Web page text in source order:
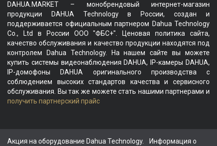
DAHUA.MARKET – монобрендовый интернет-магазин
продукции DAHUA Technology в России, создан и
поддерживается официальным партнером Dahua Technology
Co., Ltd в России ООО "ФБС+". Ценовая политика сайта,
качество обслуживания и качество продукции находятся под
контролем Dahua Technology. На нашем сайте вы можете
купить системы видеонаблюдения DAHUA, IP-камеры DAHUA,
IP-домофоны DAHUA оригинального производства с
соблюдением высоких стандартов качества и сервисного
обслуживания. Вы так же можете стать нашими партнерами и
получить партнерский прайс
Акция на оборудование Dahua Technology. Информация о